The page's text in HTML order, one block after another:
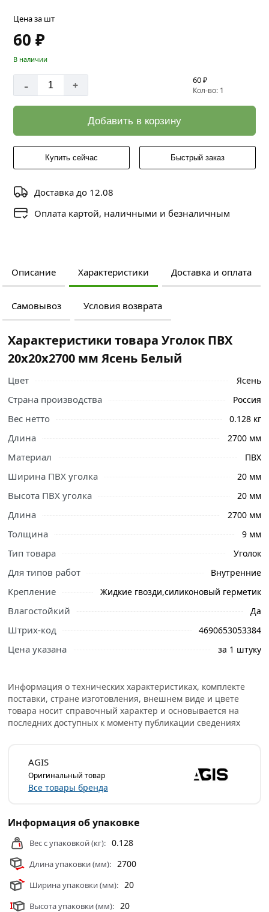
Цена за шт
60 ₽
В наличии
- + 60 ₽
Кол-во: 1
Добавить в корзину
Купить сейчас Быстрый заказ
Доставка до 12.08
Оплата картой, наличными и безналичным
Описание Характеристики Доставка и оплата
Самовывоз Условия возврата
Ознакомьтесь с подробными характеристиками,
описанием и отзывами о товаре, чтобы сделать
профессиональные менеджеры обработают заказ и
свяжутся с Вами для согласования условий доставки
или самовывоза.
В основном уголок ПВХ 20х20х2700 мм Ясень Белый
использовать для визульного выпрямления углов. Еще
одной сферой применения уголков ПВХ является
заделка стыков панелей, для декоративной отделки.
Комплектующие для панели ПВХ
действительны в
Москве и области.
Характеристики товара Уголок ПВХ
20х20х2700 мм Ясень Белый
Цвет Ясень
Страна производства Россия
Вес нетто 0.128 кг
Длина 2700 мм
Материал ПВХ
Ширина ПВХ уголка 20 мм
Высота ПВХ уголка 20 мм
Длина 2700 мм
Толщина 9 мм
Тип товара Уголок
Для типов работ Внутренние
Крепление Жидкие гвозди,силиконовый герметик
Влагостойкий Да
Штрих-код 4690653053384
Цена указана за 1 штуку
Информация о технических характеристиках, комплекте
поставки, стране изготовления, внешнем виде и цвете
товара носит справочный характер и основывается на
последних доступных к моменту публикации сведениях
AGIS
Оригинальный товар
Все товары бренда
Информация об упаковке
Вес с упаковкой (кг): 0.128
Длина упаковки (мм): 2700
Ширина упаковки (мм): 20
Высота упаковки (мм): 20